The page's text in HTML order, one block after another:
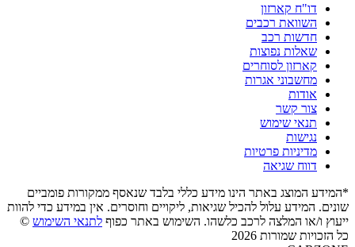
דו"ח קארזון
השוואת רכבים
חדשות רכב
שאלות נפוצות
קארזון לסוחרים
מחשבוני אגרות
אודות
צור קשר
תנאי שימוש
נגישות
מדיניות פרטיות
דווח שגיאה
*המידע המוצג באתר הינו מידע כללי בלבד שנאסף ממקורות פומביים
שונים. המידע עלול להכיל שגיאות, ליקויים וחוסרים. אין במידע כדי להוות
ייעוץ ו/או המלצה לרכב כלשהו. השימוש באתר כפוף לתנאי השימוש ©
כל הזכויות שמורות 2026